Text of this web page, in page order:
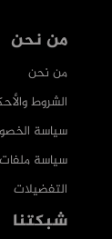
من نحن
من نحن
الشروط
سياسة
سياسة ملفات
التفضيلات
شبكتنا